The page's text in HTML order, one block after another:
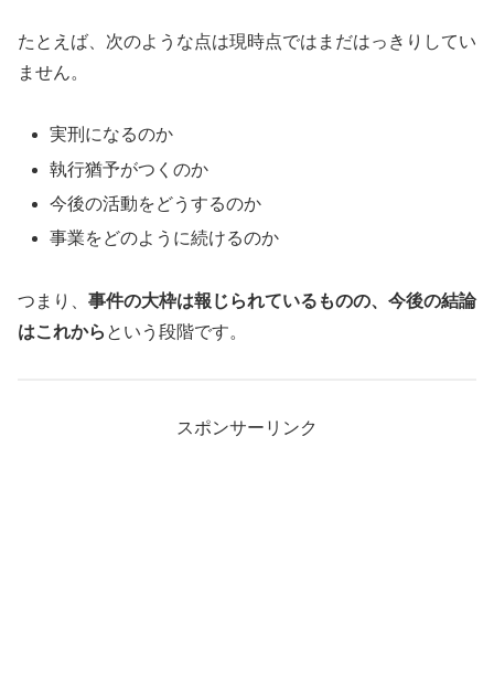
たとえば、次のような点は現時点ではまだはっきりしてい
ません。
実刑になるのか
執行猶予がつくのか
今後の活動をどうするのか
事業をどのように続けるのか
つまり、 事件の大枠は報じられているものの、今後の結論
はこれから という段階です。
スポンサーリンク